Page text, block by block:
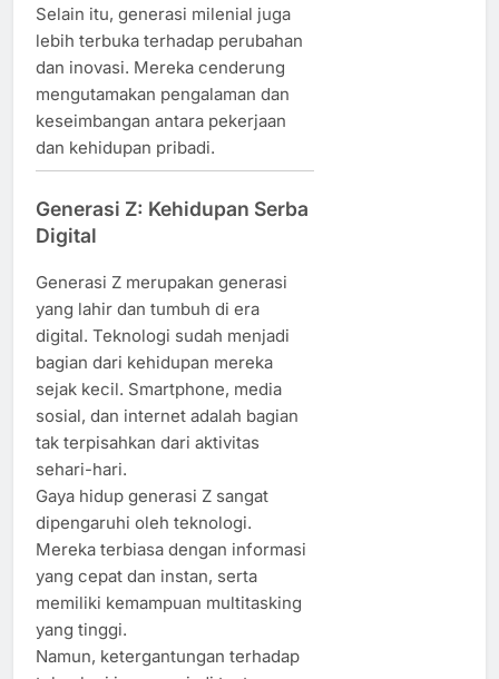
Selain itu, generasi milenial juga
lebih terbuka terhadap perubahan
dan inovasi. Mereka cenderung
mengutamakan pengalaman dan
keseimbangan antara pekerjaan
dan kehidupan pribadi.
Generasi Z: Kehidupan Serba
Digital
Generasi Z merupakan generasi
yang lahir dan tumbuh di era
digital. Teknologi sudah menjadi
bagian dari kehidupan mereka
sejak kecil. Smartphone, media
sosial, dan internet adalah bagian
tak terpisahkan dari aktivitas
sehari-hari.
Gaya hidup generasi Z sangat
dipengaruhi oleh teknologi.
Mereka terbiasa dengan informasi
yang cepat dan instan, serta
memiliki kemampuan multitasking
yang tinggi.
Namun, ketergantungan terhadap